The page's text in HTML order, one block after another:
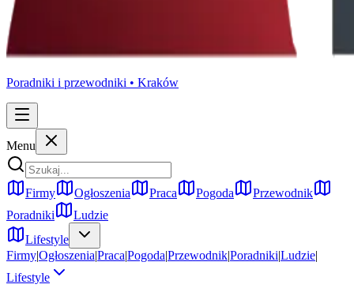
Poradniki i przewodniki • Kraków
Menu
Firmy Ogłoszenia Praca Pogoda
Przewodnik
Poradniki
Ludzie
Lifestyle
Firmy|Ogłoszenia|Praca|Pogoda|Przewodnik|Poradniki|Ludzie|
Lifestyle